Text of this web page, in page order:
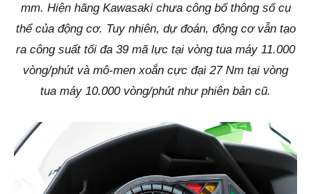
mm. Hiện hãng Kawasaki chưa công bố thông số cụ
thể của động cơ. Tuy nhiên, dự đoán, động cơ vẫn tạo
ra công suất tối đa 39 mã lực tại vòng tua máy 11.000
vòng/phút và mô-men xoắn cực đại 27 Nm tại vòng
tua máy 10.000 vòng/phút như phiên bản cũ.